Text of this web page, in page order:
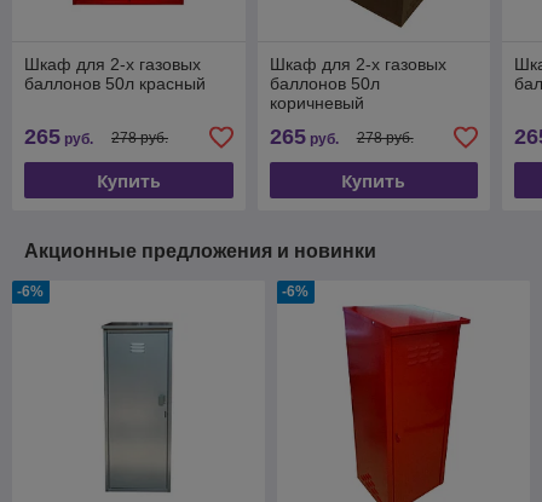
Шкаф для 2-х газовых
баллонов 50л красный
265 руб. 278 руб.
Купить
Шкаф для 2-х газовых
баллонов 50л
коричневый
265руб. 278 руб.
Купить
Акционные предложения и новинки
-6% -6%